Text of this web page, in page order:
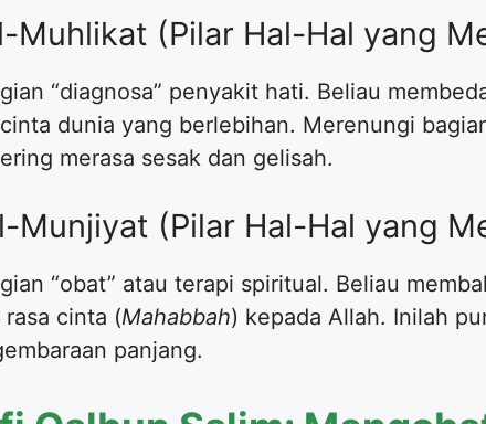
Muhlikat (Pilar Hal-Hal yang
“diagnosa” penyakit hati. Beliau
dunia yang berlebihan. Merenungi
merasa sesak dan gelisah.
Munjiyat (Pilar Hal-Hal yang
“obat” atau terapi spiritual. Beliau
cinta (Mahabbah) kepada Allah. Inilah
panjang.